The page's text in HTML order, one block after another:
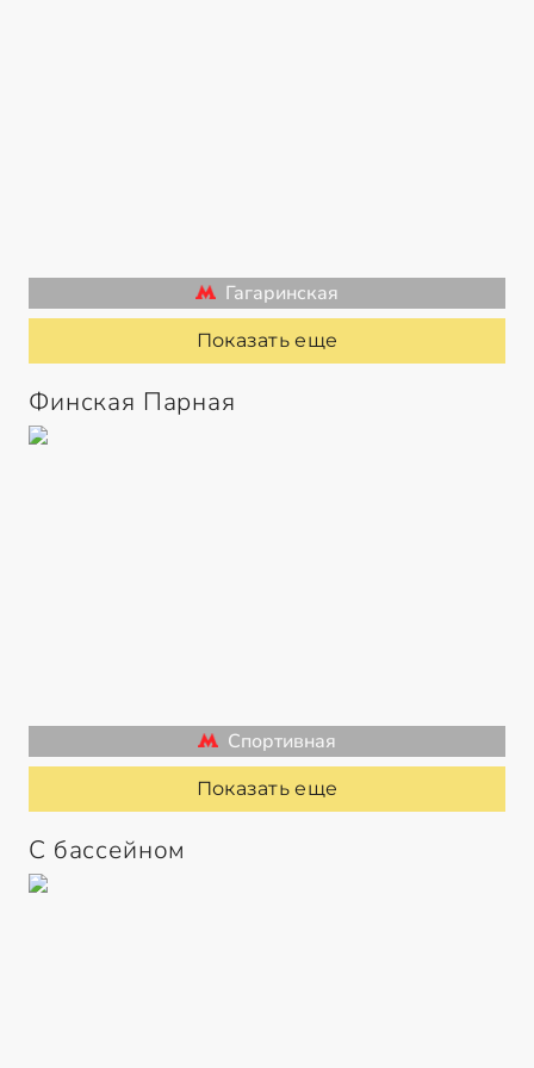
Гагаринская
Показать еще
Финская Парная
Спортивная
Показать еще
С бассейном